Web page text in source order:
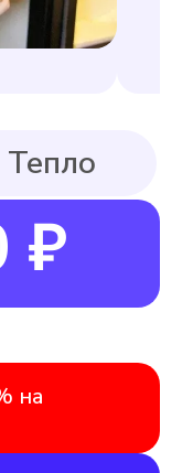
₽
на